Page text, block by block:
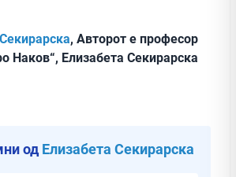
, Авторот е професор
Наков“, Елизабета Секирарска
од Елизабета Секирарска